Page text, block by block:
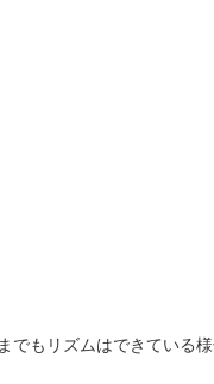
もリズムはできている様